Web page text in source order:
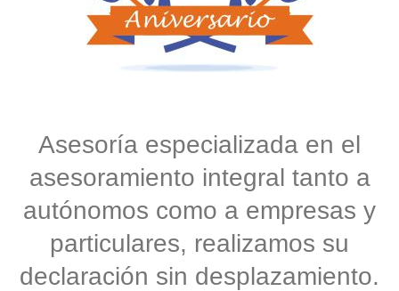
Asesoría especializada en el
asesoramiento integral tanto a
autónomos como a empresas y
particulares, realizamos su
declaración sin desplazamiento.